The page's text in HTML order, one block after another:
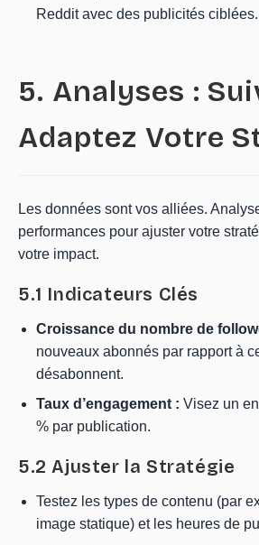
Reddit avec des publicités ciblées.
5. Analyses :
Adaptez Votre
Les données sont vos alliées.
performances pour ajuster votre
votre impact.
5.1 Indicateurs Clés
Croissance du nombre de
nouveaux abonnés par rapport à
désabonnent.
Taux d’engagement : Visez un
% par publication.
5.2 Ajuster la Stratégie
Testez les types de contenu (par
image statique) et les heures de